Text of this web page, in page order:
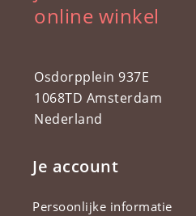
online winkel
Osdorpplein 937E
1068TD Amsterdam
Nederland
Je account
Persoonlijke informatie